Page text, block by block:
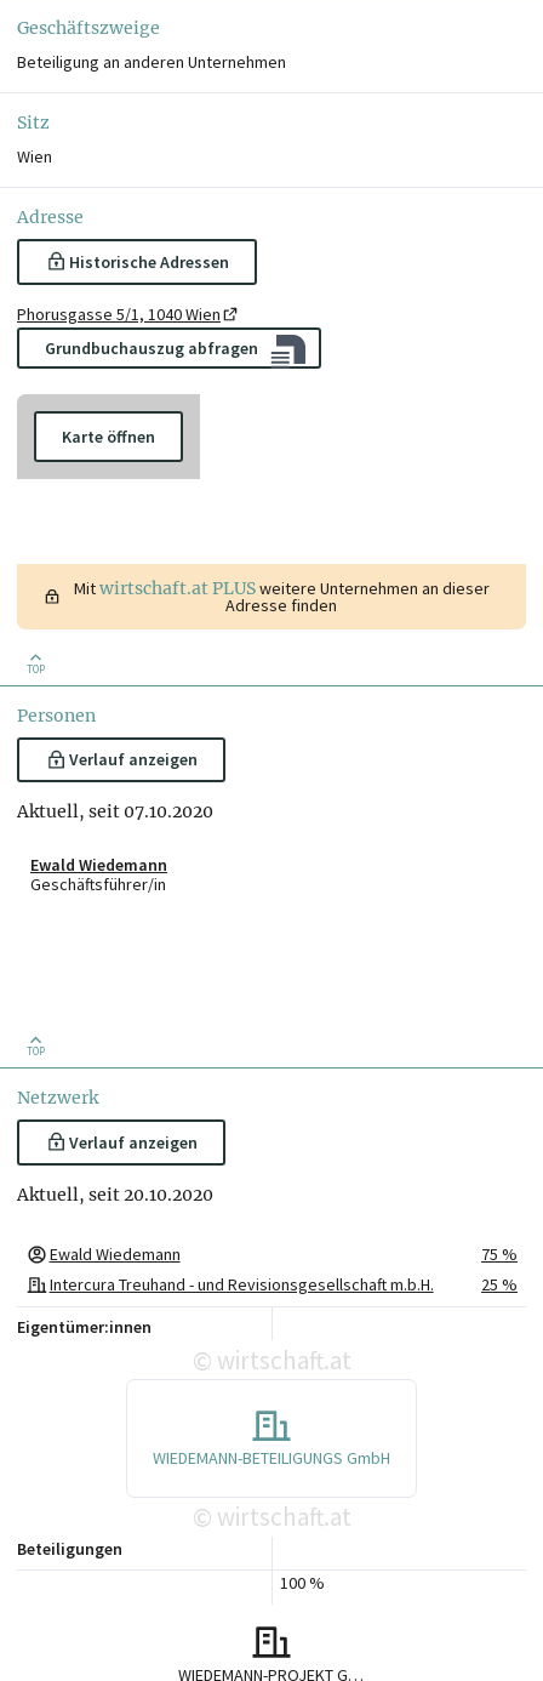
Geschäftszweige
Beteiligung an anderen Unternehmen
Sitz
Wien
Adresse
Historische Adressen
Phorusgasse 5/1, 1040 Wien
Grundbuchauszug abfragen
Karte öffnen
Mitwirtschaft.at PLUSweitere Unternehmen an dieser
Adresse finden
TOP
Personen
Verlauf anzeigen
Aktuell, seit 07.10.2020
Ewald Wiedemann
Geschäftsführer/in
TOP
Netzwerk
Verlauf anzeigen
Aktuell, seit 20.10.2020
Ewald Wiedemann
75 %
Intercura Treuhand - und Revisionsgesellschaft m.b.H.
25 %
Eigentümer:innen
© wirtschaft.at
WIEDEMANN-BETEILIGUNGS GmbH
© wirtschaft.at
WIEDEMANN-PROJEKT GmbH
100 %
Beteiligungen